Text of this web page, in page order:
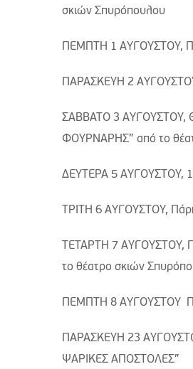
σκιών Σπυρόπουλου
ΠΕΜΠΤΗ 1 ΑΥΓΟΥΣΤΟΥ,
ΠΑΡΑΣΚΕΥΗ 2
ΣΑΒΒΑΤΟ 3 ΑΥΓΟΥΣΤΟΥ,
ΦΟΥΡΝΑΡΗΣ” από το
ΔΕΥΤΕΡΑ 5 ΑΥΓΟΥΣΤΟΥ,
ΤΡΙΤΗ 6 ΑΥΓΟΥΣΤΟΥ,
ΤΕΤΑΡΤΗ 7 ΑΥΓΟΥΣΤΟΥ,
το θέατρο σκιών
ΠΕΜΠΤΗ 8 ΑΥΓΟΥΣΤΟΥ
ΠΑΡΑΣΚΕΥΗ 23
ΨΑΡΙΚΕΣ ΑΠΟΣΤΟΛΕΣ”